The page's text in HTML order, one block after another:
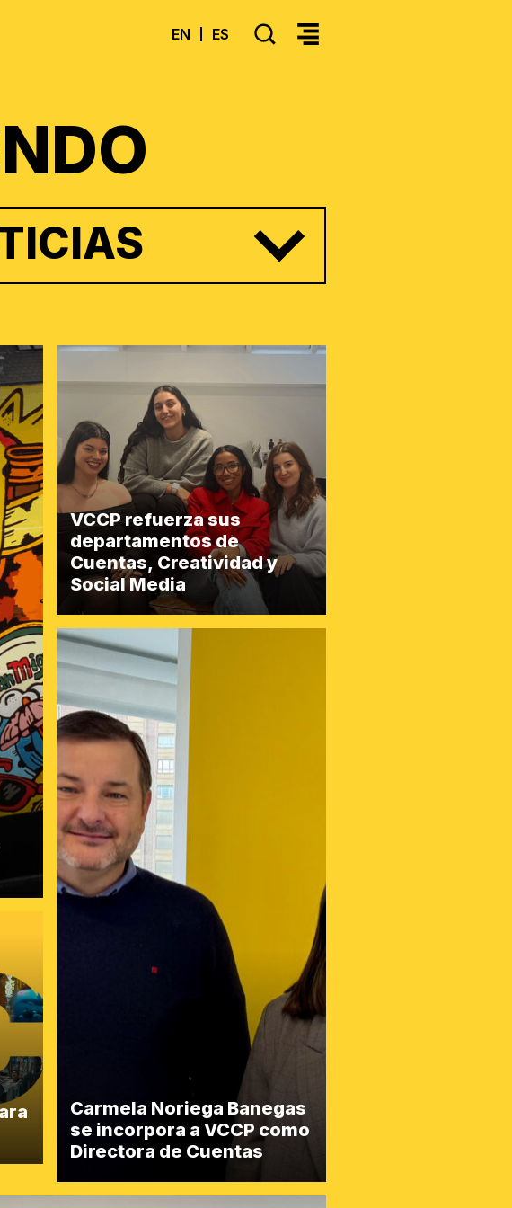
>Select your language
EN ES SEARCH
VCCP refuerza sus
departamentos de
Cuentas, Creatividad y
Social Media
Carmela Noriega Banegas
se incorpora a VCCP como
Directora de Cuentas